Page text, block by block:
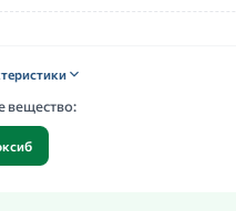
вещество: